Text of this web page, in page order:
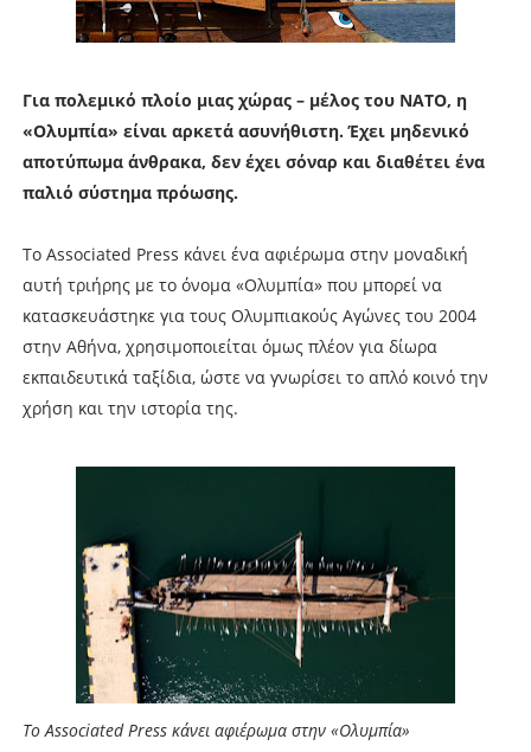
Για πολεμικό πλοίο μιας χώρας – μέλος του ΝΑΤΟ, η
«Ολυμπία» είναι αρκετά ασυνήθιστη. Έχει μηδενικό
αποτύπωμα άνθρακα, δεν έχει σόναρ και διαθέτει ένα
παλιό σύστημα πρόωσης.
Το Associated Press κάνει ένα αφιέρωμα στην μοναδική
αυτή τριήρης με το όνομα «Ολυμπία» που μπορεί να
κατασκευάστηκε για τους Ολυμπιακούς Αγώνες του 2004
στην Αθήνα, χρησιμοποιείται όμως πλέον για δίωρα
εκπαιδευτικά ταξίδια, ώστε να γνωρίσει το απλό κοινό την
χρήση και την ιστορία της.
Το Associated Press κάνει αφιέρωμα στην «Ολυμπία»